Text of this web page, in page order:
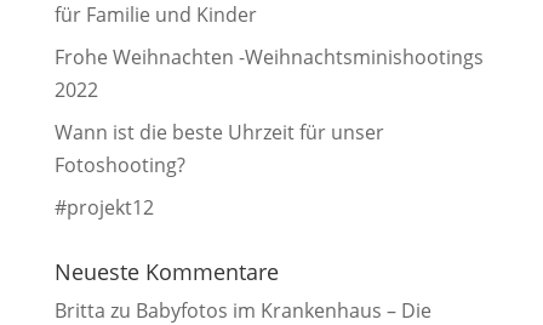
für Familie und Kinder
Frohe Weihnachten -Weihnachtsminishootings
2022
Wann ist die beste Uhrzeit für unser
Fotoshooting?
#projekt12
Neueste Kommentare
Britta zu Babyfotos im Krankenhaus – Die